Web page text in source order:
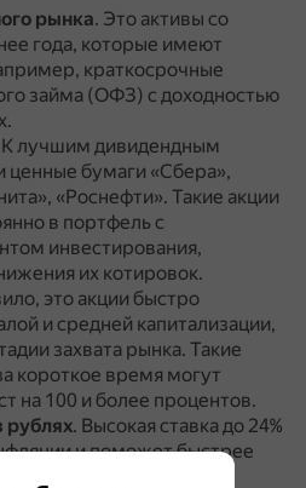
рынка. Это активы со
года, которые имеют
краткосрочные
займа (ОФЗ) с доходностью
К лучшим дивидендным
ценные бумаги «Сбера»,
«Роснефти». Такие акции
в портфель с
инвестирования,
их котировок.
это акции быстро
и средней капитализации,
захвата рынка. Такие
короткое время могут
на 100 и более процентов.
рублях. Высокая ставка до 24%
и поможет быстрее